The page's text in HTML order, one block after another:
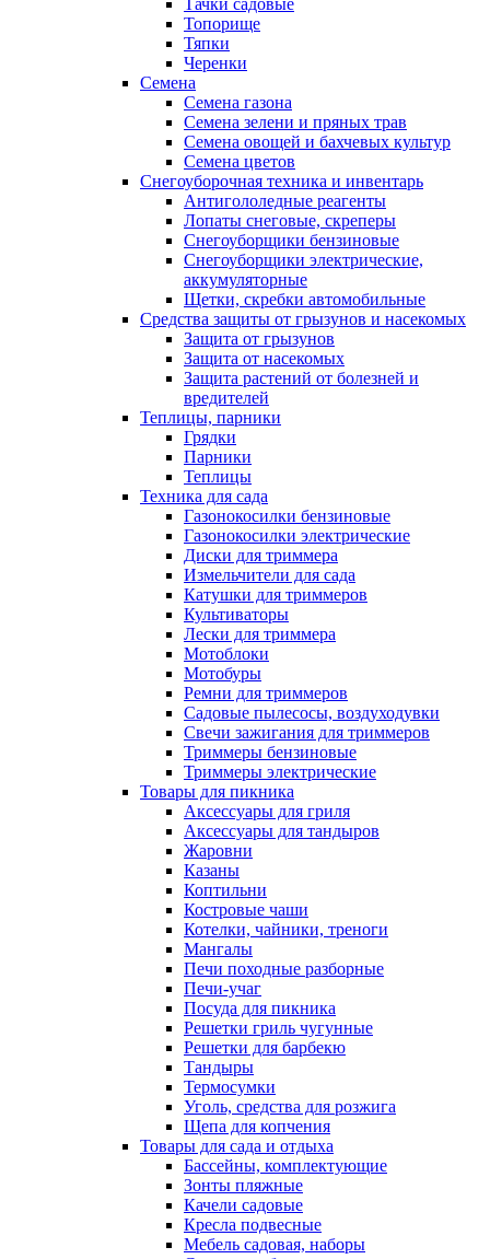
Тачки садовые
Топорище
Тяпки
Черенки
Семена
Семена газона
Семена зелени и пряных трав
Семена овощей и бахчевых культур
Семена цветов
Снегоуборочная техника и инвентарь
Антигололедные реагенты
Лопаты снеговые, скреперы
Снегоуборщики бензиновые
Снегоуборщики электрические,
аккумуляторные
Щетки, скребки автомобильные
Средства защиты от грызунов и насекомых
Защита от грызунов
Защита от насекомых
Защита растений от болезней и
вредителей
Теплицы, парники
Грядки
Парники
Теплицы
Техника для сада
Газонокосилки бензиновые
Газонокосилки электрические
Диски для триммера
Измельчители для сада
Катушки для триммеров
Культиваторы
Лески для триммера
Мотоблоки
Мотобуры
Ремни для триммеров
Садовые пылесосы, воздуходувки
Свечи зажигания для триммеров
Триммеры бензиновые
Триммеры электрические
Товары для пикника
Аксессуары для гриля
Аксессуары для тандыров
Жаровни
Казаны
Коптильни
Костровые чаши
Котелки, чайники, треноги
Мангалы
Печи походные разборные
Печи-учаг
Посуда для пикника
Решетки гриль чугунные
Решетки для барбекю
Тандыры
Термосумки
Уголь, средства для розжига
Щепа для копчения
Товары для сада и отдыха
Бассейны, комплектующие
Зонты пляжные
Качели садовые
Кресла подвесные
Мебель садовая, наборы